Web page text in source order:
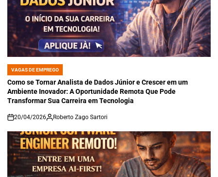
POSTED
IN
VAGAS DE EMPREGO
Como se Tornar Analista de Dados Júnior e Crescer em um
Ambiente Inovador: A Oportunidade Remota Que Pode
Transformar Sua Carreira em Tecnologia
on
20/04/2026 Roberto Zago Sartori